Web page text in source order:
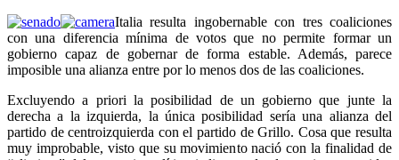
Italia resulta ingobernable con tres coaliciones
con una diferencia mínima de votos que no permite formar un
gobierno capaz de gobernar de forma estable. Además, parece
imposible una alianza entre por lo menos dos de las coaliciones.
Excluyendo a priori la posibilidad de un gobierno que junte la
derecha a la izquierda, la única posibilidad sería una alianza del
partido de centroizquierda con el partido de Grillo. Cosa que resulta
muy improbable, visto que su movimiento nació con la finalidad de